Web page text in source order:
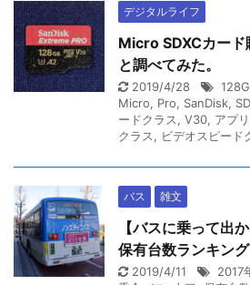
デジタルライフ
Micro SDXCカード
と調べてみた。
2019/4/28
Micro, Pro, SanDisk,
ードクラス, V30, アプ
クラス, ビデオスピード
バス 雑文
【バスに乗って出
保有台数ランキン
2019/4/11 2017